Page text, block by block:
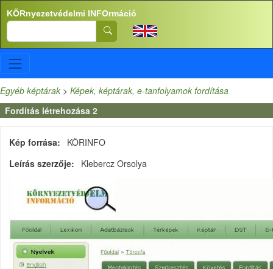
Ugrás a tartalomra
KÖRnyezetvédelmi INFOrmáció
Search
Egyéb képtárak > Képek, képtárak, e-tanfolyamok fordítása
Fordítás létrehozása 2
Kép forrása
KÖRINFO
Leírás szerzője
Klebercz Orsolya